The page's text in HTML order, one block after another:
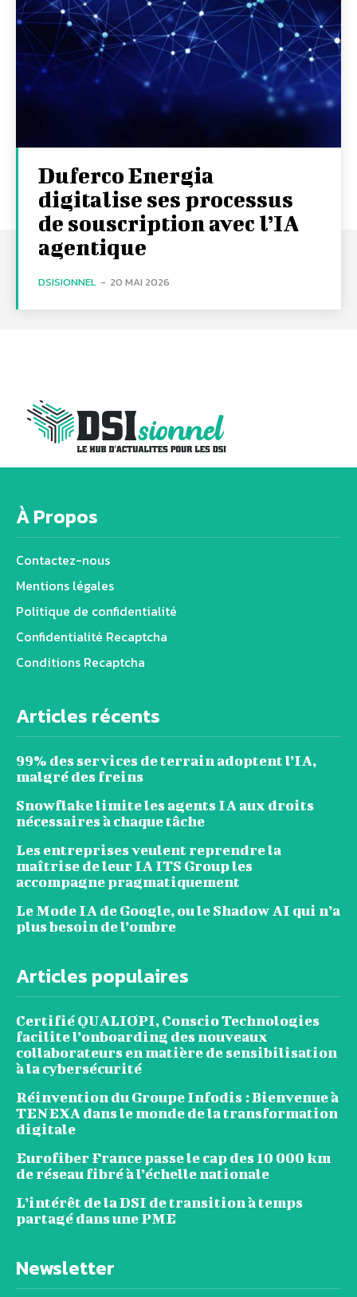
Duferco Energia
digitalise ses processus
de souscription avec l’IA
agentique
DSISIONNEL - 20 MAI 2026
À Propos
Contactez-nous
Mentions légales
Politique de confidentialité
Confidentialité Recaptcha
Conditions Recaptcha
Articles récents
99% des services de terrain adoptent l’IA,
malgré des freins
Snowflake limite les agents IA aux droits
nécessaires à chaque tâche
Les entreprises veulent reprendre la
maîtrise de leur IA ITS Group les
accompagne pragmatiquement
Le Mode IA de Google, ou le Shadow AI qui n’a
plus besoin de l’ombre
Articles populaires
Certifié QUALIOPI, Conscio Technologies
facilite l’onboarding des nouveaux
collaborateurs en matière de sensibilisation
à la cybersécurité
Réinvention du Groupe Infodis : Bienvenue à
TENEXA dans le monde de la transformation
digitale
Eurofiber France passe le cap des 10 000 km
de réseau fibré à l’échelle nationale
L’intérêt de la DSI de transition à temps
partagé dans une PME
Newsletter